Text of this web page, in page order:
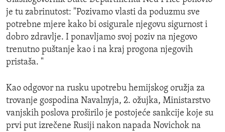
je tu zabrinutost: "Pozivamo vlasti da poduzmu sve
potrebne mjere kako bi osigurale njegovu sigurnost i
dobro zdravlje. I ponavljamo svoj poziv na njegovo
trenutno puštanje kao i na kraj progona njegovih
pristaša. "
Kao odgovor na rusku upotrebu hemijskog oružja za
trovanje gospodina Navalnyja, 2. ožujka, Ministarstvo
vanjskih poslova proširilo je postojeće sankcije koje su
prvi put izrečene Rusiji nakon napada Novichok na